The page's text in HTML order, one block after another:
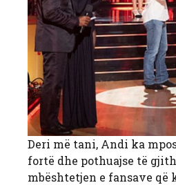
Deri më tani, Andi ka
fortë dhe pothuajse të
mbështetjen e fansave që